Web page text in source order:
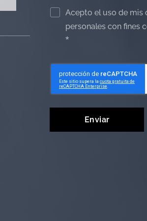
Acepto el uso de mis
personales con fines
Enviar